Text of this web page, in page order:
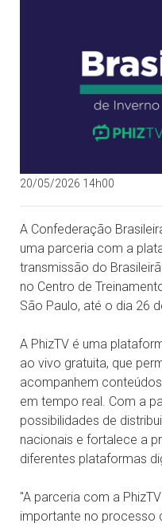
20/05/2026 14h00
A Confederação
uma parceria com a
transmissão do
no Centro de
São Paulo, até o dia 26
A PhizTV é uma
ao vivo gratuita, que
acompanhem
em tempo real. Com a
possibilidades de
nacionais e fortalece a
diferentes plataformas
"A parceria com a
importante no processo